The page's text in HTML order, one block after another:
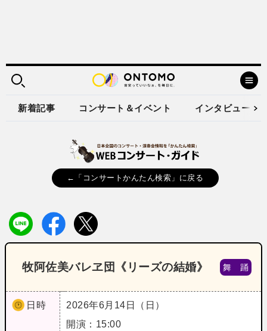
新着記事 コンサート＆イベント インタビュー
←「コンサートかんたん検索」に戻る
牧阿佐美バレヱ団《リーズの結婚》 舞 踊
日時
2026年6月14日（日）
開演：15:00